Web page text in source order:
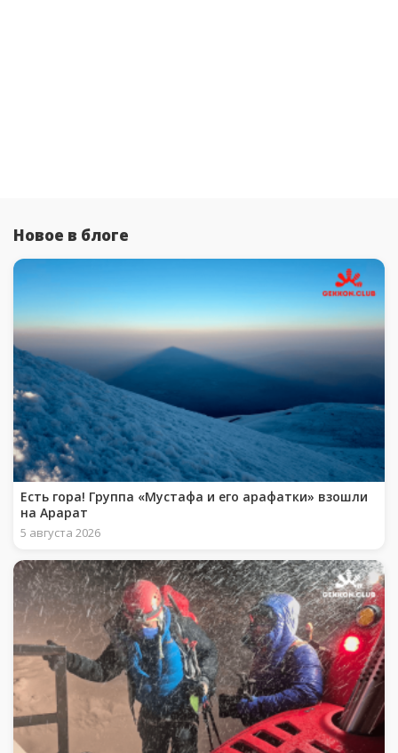
Новое в блоге
Есть гора! Группа «Мустафа и его арафатки» взошли
на Арарат
5 августа 2026